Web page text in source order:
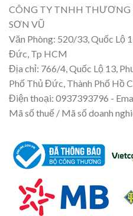
CÔNG TY TNHH THƯƠNG
SƠN VŨ
Văn Phòng: 520/33, Quốc Lộ
Đức, Tp HCM
Địa chỉ: 766/4, Quốc Lộ 13,
Phố Thủ Đức, Thành Phố Hồ
Điện thoại: 0937393796 -
Mã số thuế / Mã số doanh